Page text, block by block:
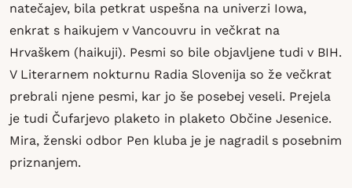
natečajev, bila petkrat uspešna na univerzi Iowa,
enkrat s haikujem v Vancouvru in večkrat na
Hrvaškem (haikuji). Pesmi so bile objavljene tudi v BIH.
V Literarnem nokturnu Radia Slovenija so že večkrat
prebrali njene pesmi, kar jo še posebej veseli. Prejela
je tudi Čufarjevo plaketo in plaketo Občine Jesenice.
Mira, ženski odbor Pen kluba je je nagradil s posebnim
priznanjem.